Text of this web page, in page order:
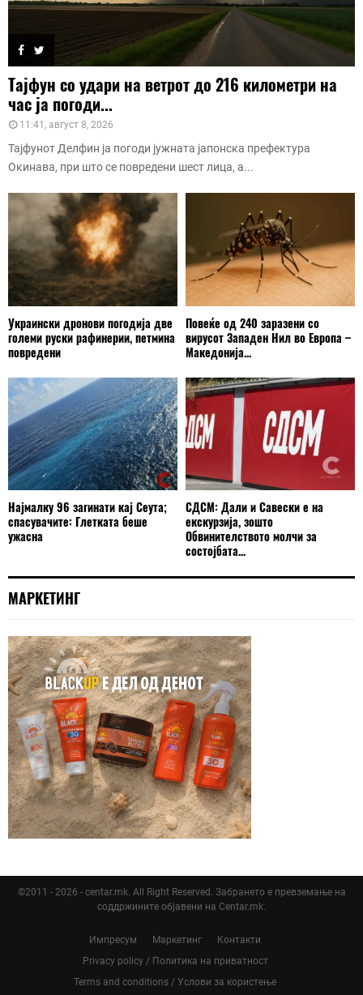
Тајфун со удари на ветрот до 216 километри на
час ја погоди...
11:41, август 8, 2026
Тајфунот Делфин ја погоди јужната јапонска префектура
Окинава, при што се повредени шест лица, а...
Украински дронови погодија две
големи руски рафинерии, петмина
повредени
Повеќе од 240 заразени со
вирусот Западен Нил во Европа –
Македонија...
Најмалку 96 загинати кај Сеута;
спасувачите: Глетката беше
ужасна
СДСМ: Дали и Савески е на
екскурзија, зошто
Обвинителството молчи за
состојбата...
МАРКЕТИНГ
©2011 - 2026 - centar.mk. All Right Reserved. Забрането е превземање на
соддржините објавени на Centar.mk.
Импресум Маркетинг
Контакти
Privacy policy / Политика на приватност
Terms and conditions / Услови за користење